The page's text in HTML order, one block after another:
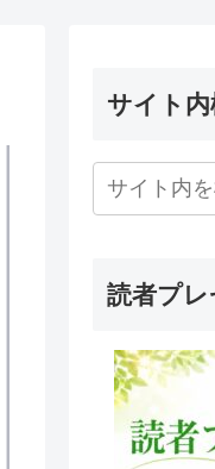
サイト内
読者プレ